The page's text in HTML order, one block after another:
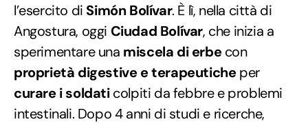
l’esercito di Simón Bolívar. È lì, nella città di
Angostura, oggi Ciudad Bolívar, che inizia a
sperimentare una miscela di erbecon
proprietà digestive e terapeuticheper
curare i soldaticolpiti da febbre e problemi
intestinali. Dopo 4 anni di studi e ricerche,